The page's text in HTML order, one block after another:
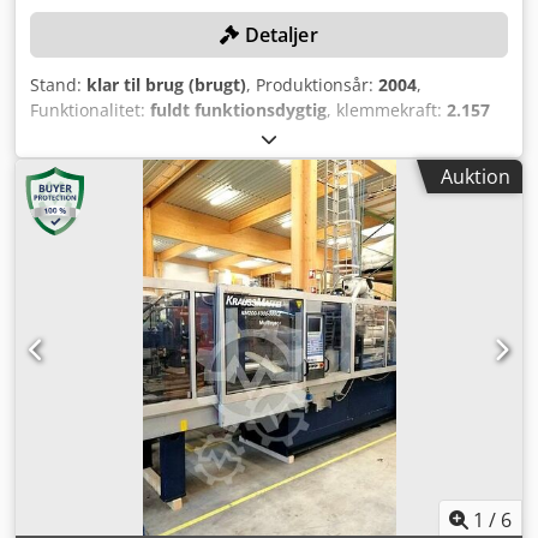
Detaljer
Stand: klar til brug (brugt), Produktionsår: 2004,
Funktionalitet: fuldt funktionsdygtig, klemmekraft: 2.157
, Ingen mindstepris - garanteret salg til højeste bud!
TEKNISKE DETALJER Lukketryk: 220 t Sneglediameter: 55
mm + 40 mm Maks. indsprøjtningsvolumen: 618 cm³ + 251
cm³ MASKINDETALJER Fastspændingsplade: 960 x 830 mm
Minimal værktøjsmonteringshøjde: 320 mm Maksimal
værktøjsmonteringshøjde: 730 mm UDSTYR Dedpsy
Exdxefx Aftsck EC100/A03 Bemærk: Ved køb af flere varer
fra samme lokation (se tilbud nedenfor), får du de laveste
omkostninger ved demontering og lastning.
Auktion
1 / 6